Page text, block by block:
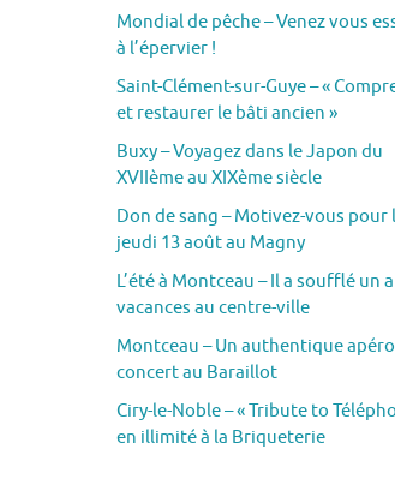
Mondial de pêche – Venez vous
à l’épervier !
Saint-Clément-sur-Guye – «
et restaurer le bâti ancien »
Buxy – Voyagez dans le Japon du
XVIIème au XIXème siècle
Don de sang – Motivez-vous pour
jeudi 13 août au Magny
L’été à Montceau – Il a soufflé un
vacances au centre-ville
Montceau – Un authentique
concert au Baraillot
Ciry-le-Noble – « Tribute to
en illimité à la Briqueterie